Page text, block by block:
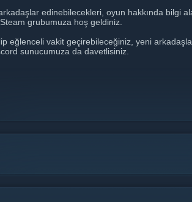
edinebilecekleri, oyun hakkında bilgi
grubumuza hoş geldiniz.
eğlenceli vakit geçirebileceğiniz, yeni
sunucumuza da davetlisiniz.